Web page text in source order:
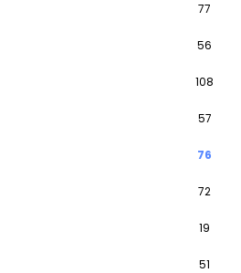
77
56
108
57
76
72
19
51